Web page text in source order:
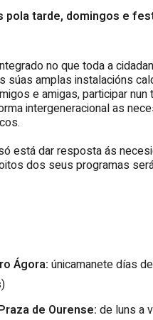
pola tarde, domingos e
no que toda a
súas amplas instalacións
e amigas, participar
intergeneracional as
está dar resposta ás
dos seus programas
Ágora: únicamanete días
de Ourense: de luns a